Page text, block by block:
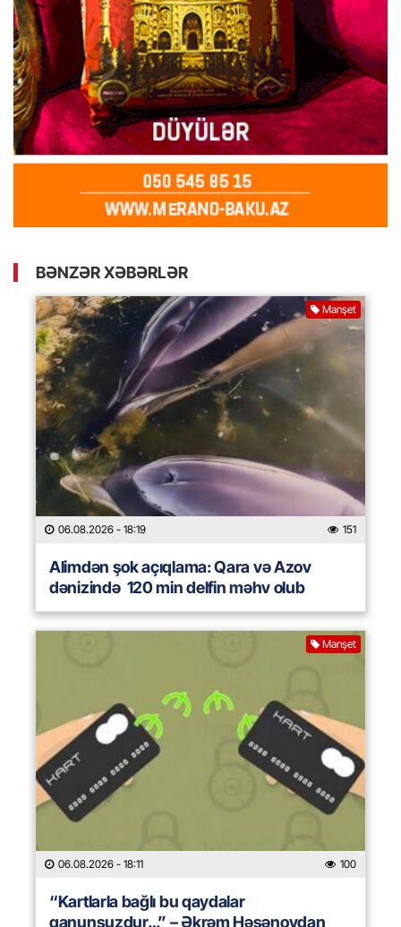
BƏNZƏR XƏBƏRLƏR
Manşet
06.08.2026 - 18:19 151
Alimdən şok açıqlama: Qara və Azov
dənizində 120 min delfin məhv olub
Manşet
06.08.2026 - 18:11 100
“Kartlarla bağlı bu qaydalar
qanunsuzdur…” – Əkrəm Həsənovdan